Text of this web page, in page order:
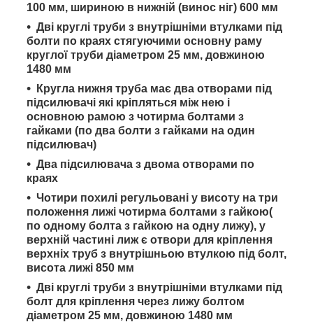
100 мм, шириною в нижній (винос ніг) 600 мм
Дві круглі труби з внутрішніми втулками під
болти по краях стягуючими основну раму
круглої труби діаметром 25 мм, довжиною
1480 мм
Кругла нижня труба має два отворами під
підсилювачі які кріпляться між нею і
основною рамою з чотирма болтами з
гайками (по два болти з гайками на один
підсилювач)
Два підсилювача з двома отворами по
краях
Чотири похилі регульовані у висоту на три
положення лижі чотирма болтами з гайкою(
по одному болта з гайкою на одну лижу), у
верхній частині лиж є отвори для кріплення
верхніх труб з внутрішньою втулкою під болт,
висота лижі 850 мм
Дві круглі труби з внутрішніми втулками під
болт для кріплення через лижу болтом
діаметром 25 мм, довжиною 1480 мм